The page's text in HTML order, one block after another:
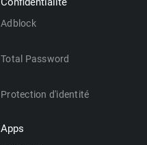
Adblock
Total Password
Protection d'identité
Apps